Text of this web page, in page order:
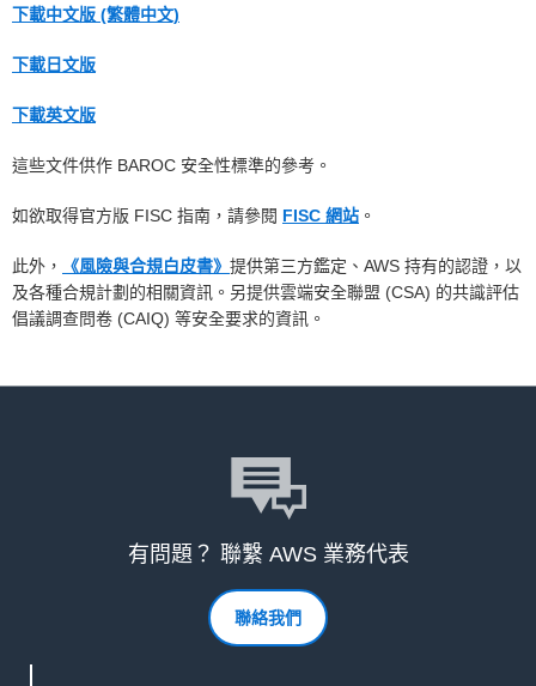
下載中文版 (繁體中文)
下載日文版
下載英文版
這些文件供作 BAROC 安全性標準的參考。
如欲取得官方版 FISC 指南，請參閱 FISC 網站 。
此外， 《風險與合規白皮書》 提供第三方鑑定、AWS 持有的認證，以
及各種合規計劃的相關資訊。另提供雲端安全聯盟 (CSA) 的共識評估
倡議調查問卷 (CAIQ) 等安全要求的資訊。
有問題？ 聯繫 AWS 業務代表
聯絡我們